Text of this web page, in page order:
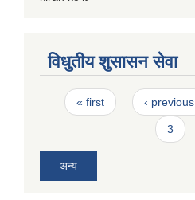
विधुतीय शुसासन सेवा
Pages
« first ‹ previous
3
अन्य